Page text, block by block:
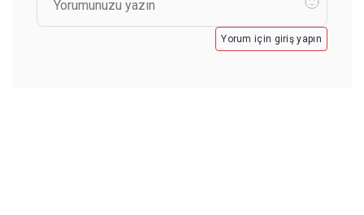
Yorum için giriş yapın